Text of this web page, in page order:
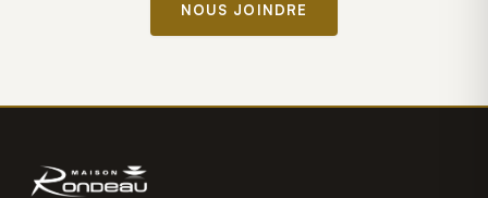
NOUS JOINDRE